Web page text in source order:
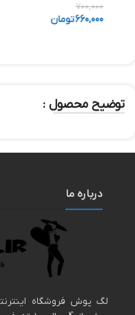
700,000
660,000تومان
توضیح محصول :
درباره ما
لگ پوش فروشگاه